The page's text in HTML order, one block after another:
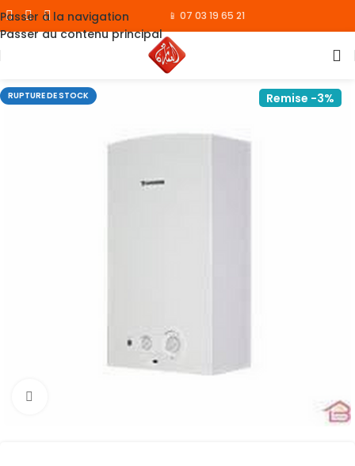
Passer à la navigation
Passer au contenu principal
📱 07 03 19 65 21
RUPTURE DE STOCK Remise -3%